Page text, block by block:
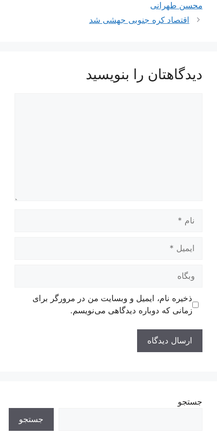
محسن طهرانی
اقتصاد کره جنوبی جهشی شد
دیدگاهتان را بنویسید
ایمیل
وبگاه
ذخیره نام، ایمیل و وبسایت من در مرورگر برای
زمانی که دوباره دیدگاهی می‌نویسم.
جستجو
جستجو